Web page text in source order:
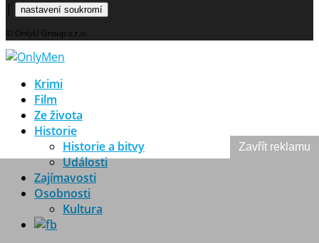
| nastavení soukromí
© OnlyU Group s.r.o.
Krimi
Film
Ze života
Historie
Historie a bitvy
Události
Zajímavosti
Osobnosti
Kultura
Zavřít reklamu